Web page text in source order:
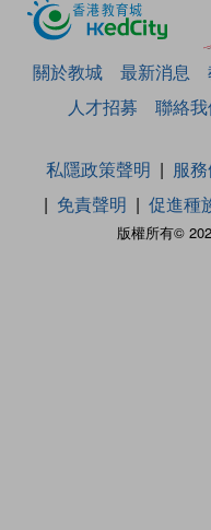
關於教城 最新消息
人才招募
聯絡
版權所有©
私隱政策聲明 服
免責聲明
促進種